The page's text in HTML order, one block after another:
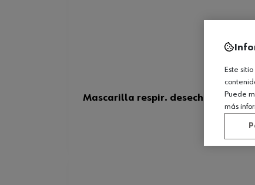
Mascarilla respir. desechable FFP3
Este
Puede
más